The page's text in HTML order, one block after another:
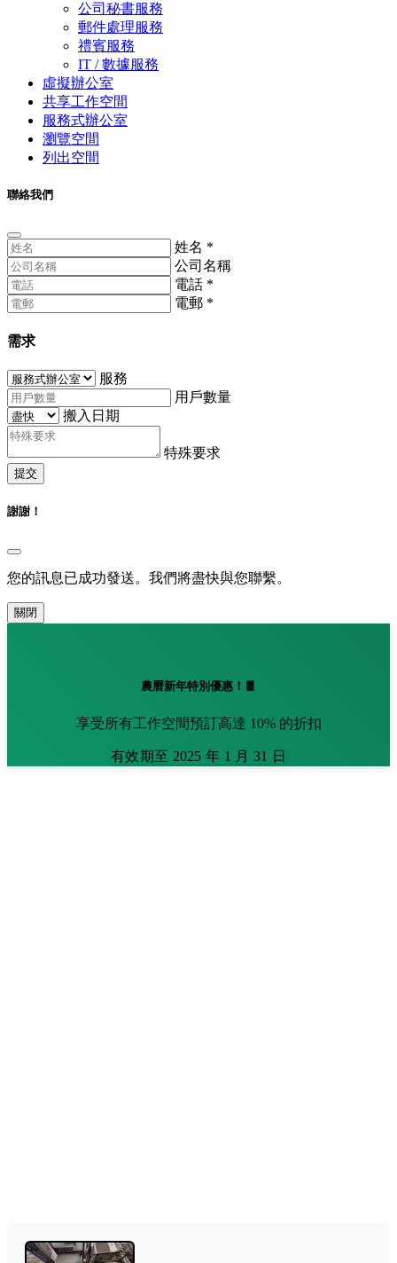
公司秘書服務
郵件處理服務
禮賓服務
IT / 數據服務
虛擬辦公室
共享工作空間
服務式辦公室
瀏覽空間
列出空間
聯絡我們
姓名 *
公司名稱
電話 *
電郵 *
需求
服務
用戶數量
搬入日期
特殊要求
提交
謝謝！
您的訊息已成功發送。我們將盡快與您聯繫。
關閉
農曆新年特別優惠！🧧
享受所有工作空間預訂高達 10% 的折扣
有效期至 2025 年 1 月 31 日